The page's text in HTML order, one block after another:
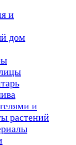
и
дом
и
растений